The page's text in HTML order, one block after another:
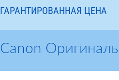
ГАРАНТИРОВАННАЯ ЦЕНА
Canon